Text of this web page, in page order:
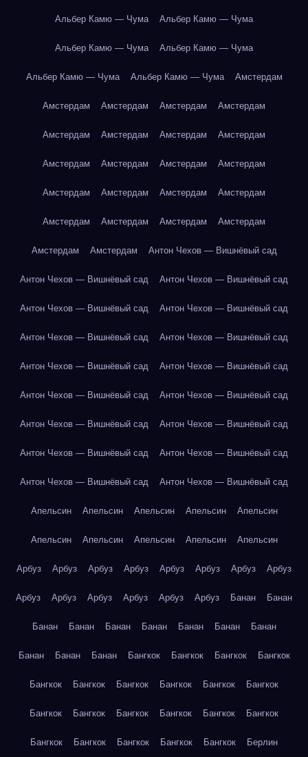
Альбер Камю — Чума Альбер Камю — Чума
Альбер Камю — Чума Альбер Камю — Чума
Альбер Камю — Чума Альбер Камю — Чума Амстердам
Амстердам Амстердам Амстердам Амстердам
Амстердам Амстердам Амстердам Амстердам
Амстердам Амстердам Амстердам Амстердам
Амстердам Амстердам Амстердам Амстердам
Амстердам Амстердам Амстердам Амстердам
Амстердам Амстердам Антон Чехов — Вишнёвый сад
Антон Чехов — Вишнёвый сад Антон Чехов — Вишнёвый сад
Антон Чехов — Вишнёвый сад Антон Чехов — Вишнёвый сад
Антон Чехов — Вишнёвый сад Антон Чехов — Вишнёвый сад
Антон Чехов — Вишнёвый сад Антон Чехов — Вишнёвый сад
Антон Чехов — Вишнёвый сад Антон Чехов — Вишнёвый сад
Антон Чехов — Вишнёвый сад Антон Чехов — Вишнёвый сад
Антон Чехов — Вишнёвый сад Антон Чехов — Вишнёвый сад
Антон Чехов — Вишнёвый сад Антон Чехов — Вишнёвый сад
Апельсин Апельсин Апельсин Апельсин Апельсин
Апельсин Апельсин Апельсин Апельсин Апельсин
Арбуз Арбуз Арбуз Арбуз Арбуз Арбуз Арбуз Арбуз
Арбуз Арбуз Арбуз Арбуз Арбуз Арбуз Банан Банан
Банан Банан Банан Банан Банан Банан Банан
Банан Банан Банан Бангкок Бангкок Бангкок Бангкок
Бангкок Бангкок Бангкок Бангкок Бангкок Бангкок
Бангкок Бангкок Бангкок Бангкок Бангкок Бангкок
Бангкок Бангкок Бангкок Бангкок Бангкок Берлин